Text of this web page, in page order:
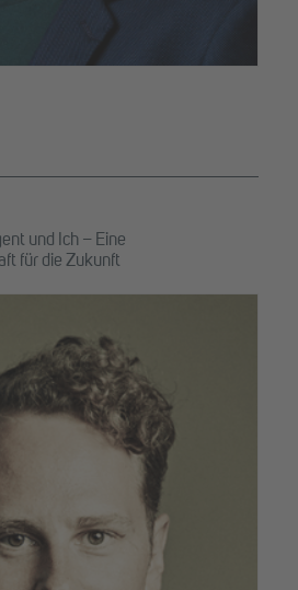
und Ich – Eine
für die Zukunft